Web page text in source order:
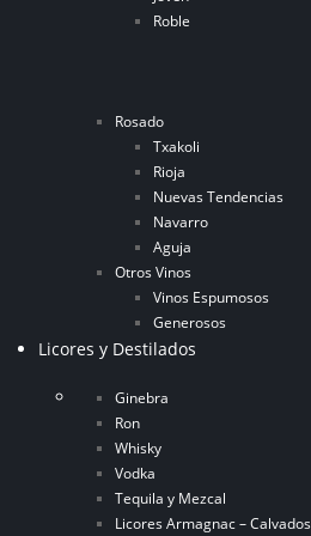
Roble
Rosado
Txakoli
Rioja
Nuevas Tendencias
Navarro
Aguja
Otros Vinos
Vinos Espumosos
Generosos
Licores y Destilados
Ginebra
Ron
Whisky
Vodka
Tequila y Mezcal
Licores Armagnac – Calvados